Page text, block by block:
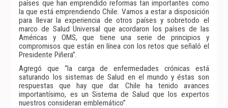
países que han emprendido reformas tan importantes como
la que está emprendiendo Chile. Vamos a estar a disposición
para llevar la experiencia de otros países y sobretodo el
marco de Salud Universal que acordaron los países de las
Américas y OMS, que tiene una serie de principios y
compromisos que están en línea con los retos que señaló el
Presidente Piñera”.
Agregó que “la carga de enfermedades crónicas está
saturando los sistemas de Salud en el mundo y éstas son
respuestas que hay que dar. Chile ha tenido avances
importantísimo, es un Sistema de Salud que los expertos
nuestros consideran emblemático”.